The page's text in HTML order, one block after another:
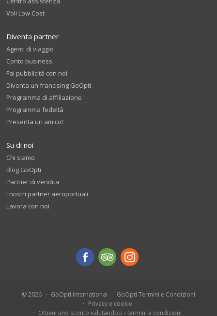
Voli Low Cost
Diventa partner
Agenti di viaggio
Conto business
Fai pubblicità con noi
Diventa un francising GoOpti
Programma di affiliazione
Programma fedeltà
Presenta un amico!
Su di noi
Chi siamo
Blog GoOpti
Partner di vendita
I nostri partner aeroportuali
Lavora con noi
© 2026 GoOpti International
GoOpti Termini e Condizioni
Privacy e cookie
Ottieni uno sconto valutandoci - termini e condizioni